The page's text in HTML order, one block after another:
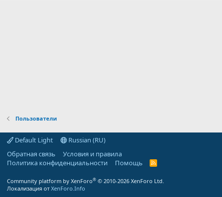
Пользователи
Default Light
Russian (RU)
Обратная связь
Условия и правила
Политика конфиденциальности
Помощь
R
Community platform by XenForo® © 2010-2026 XenForo Ltd.
Локализация от XenForo.Info